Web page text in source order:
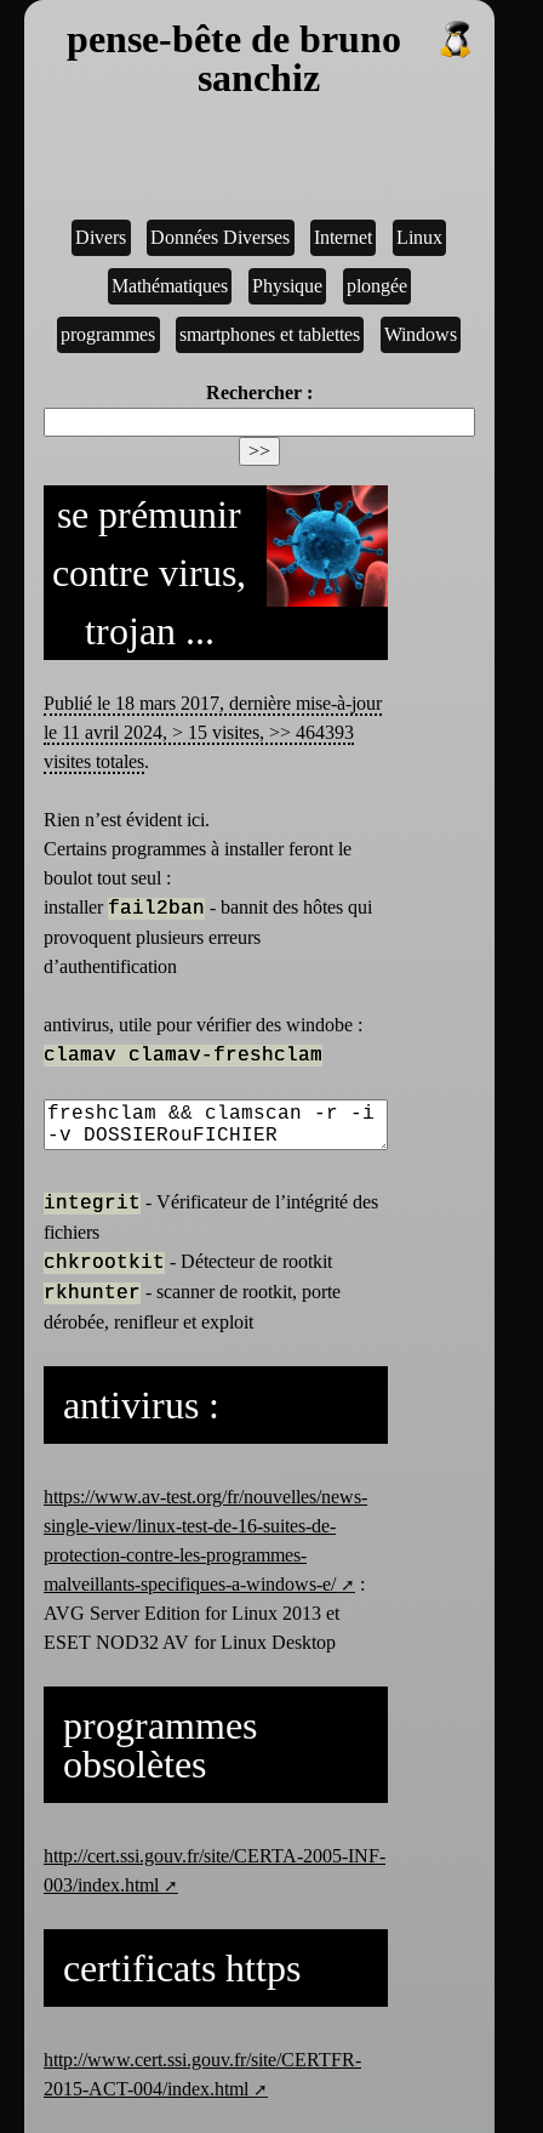
pense-bête de bruno
sanchiz
Divers Données Diverses Internet Linux
Mathématiques Physique plongée
programmes smartphones et tablettes Windows
Rechercher :
se prémunir
contre virus,
trojan ...
Publié le 18 mars 2017, dernière mise-à-jour
le 11 avril 2024, > 15 visites, >> 464393
visites totales.
Rien n’est évident ici.
Certains programmes à installer feront le
boulot tout seul :
installer fail2ban - bannit des hôtes qui
provoquent plusieurs erreurs
d’authentification
antivirus, utile pour vérifier des windobe :
clamav clamav-freshclam
integrit - Vérificateur de l’intégrité des
fichiers
chkrootkit - Détecteur de rootkit
rkhunter - scanner de rootkit, porte
dérobée, renifleur et exploit
antivirus :
https://www.av-test.org/fr/nouvelles/news-
single-view/linux-test-de-16-suites-de-
protection-contre-les-programmes-
malveillants-specifiques-a-windows-e/
:
AVG Server Edition for Linux 2013 et
ESET NOD32 AV for Linux Desktop
programmes
obsolètes
http://cert.ssi.gouv.fr/site/CERTA-2005-INF-
003/index.html
certificats https
http://www.cert.ssi.gouv.fr/site/CERTFR-
2015-ACT-004/index.html